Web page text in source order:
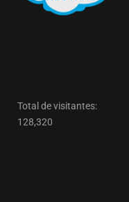
Total de visitantes:
128,320